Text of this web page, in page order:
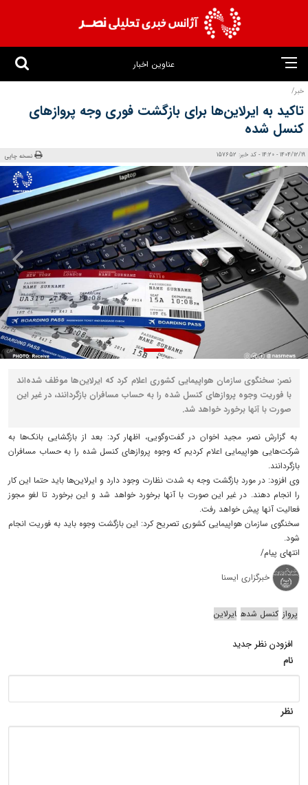
عناوین اخبار
خبر/
تاکید به ایرلاین‌ها برای بازگشت فوری وجه پروازهای
کنسل شده
1404/12/19 - 14:20 - کد خبر: 157652 نسخه چاپی
نصر: سخنگوی سازمان هواپیمایی کشوری اعلام کرد که ایرلاین‌ها موظف شده‌اند
با فوریت وجوه پروازهای کنسل شده را به حساب مسافران بازگردانند، در غیر این
صورت با آنها برخورد خواهد شد.
به گزارش نصر، مجید اخوان در گفت‌وگویی، اظهار کرد: بعد از بازگشایی بانک‌ها به
شرکت‌هایی هواپیمایی اعلام کردیم که وجوه پروازهای کنسل شده را به حساب مسافران
بازگردانند.
وی افزود: در مورد بازگشت وجه به شدت نظارت وجود دارد و ایرلاین‌ها باید حتما این کار
را انجام دهند. در غیر این صورت با آنها برخورد خواهد شد و این برخورد تا لغو مجوز
فعالیت آنها پیش خواهد رفت.
سخنگوی سازمان هواپیمایی کشوری تصریح کرد: این بازگشت وجوه باید به فوریت انجام
شود.
انتهای پیام/
خبرگزاری ایسنا
پرواز کنسل شده ایرلاین
افزودن نظر جدید
نام
نظر